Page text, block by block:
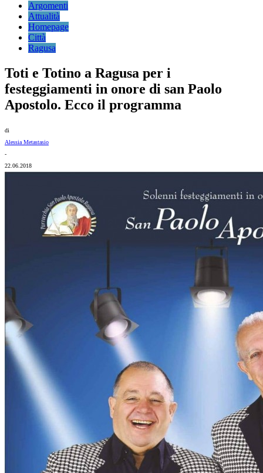
Argomenti
Attualità
Homepage
Città
Ragusa
Toti e Totino a Ragusa per i
festeggiamenti in onore di san Paolo
Apostolo. Ecco il programma
di
Alessia Metastasio
-
22.06.2018